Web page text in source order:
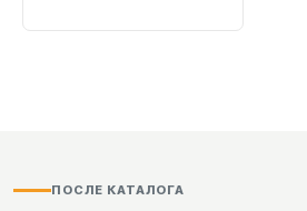
ПОСЛЕ КАТАЛОГА